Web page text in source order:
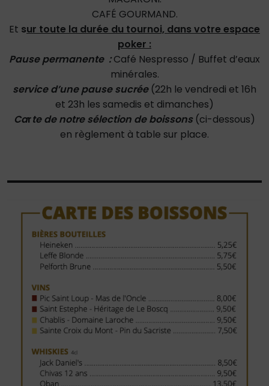
CAFÉ GOURMAND.
Et sur toute la durée du tournoi, dans votre espace
poker :
Pause permanente :Café Nespresso / Buffet d’eaux
minérales.
service d’une pause sucrée(22h le vendredi et 16h
et 23h les samedis et dimanches)
Carte de notre sélection de boissons(ci-dessous)
en règlement à table sur place.